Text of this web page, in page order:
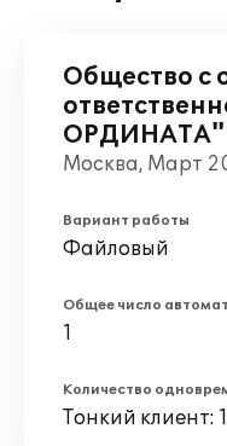
Общество с
ОРДИНАТА"
Москва, Март
Вариант работы
Файловый
Общее число
1
Количество
Тонкий клиент: 1